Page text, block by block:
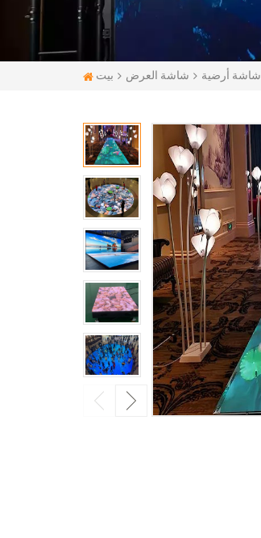
بيت شاشة العرض شاشة أرضية